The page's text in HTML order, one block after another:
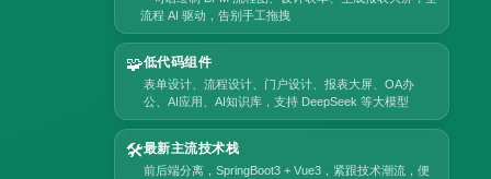
流程 AI 驱动，告别手工拖拽
🧩低代码组件
表单设计、流程设计、门户设计、报表大屏、OA办
公、AI应用、AI知识库，支持 DeepSeek 等大模型
🛠️最新主流技术栈
前后端分离，SpringBoot3 + Vue3，紧跟技术潮流，便